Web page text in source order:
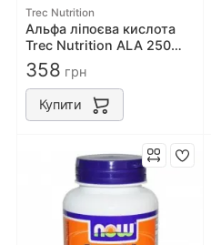
Trec Nutrition
Альфа ліпоєва кислота
Trec Nutrition ALA 250
60caps
358 грн
Купити